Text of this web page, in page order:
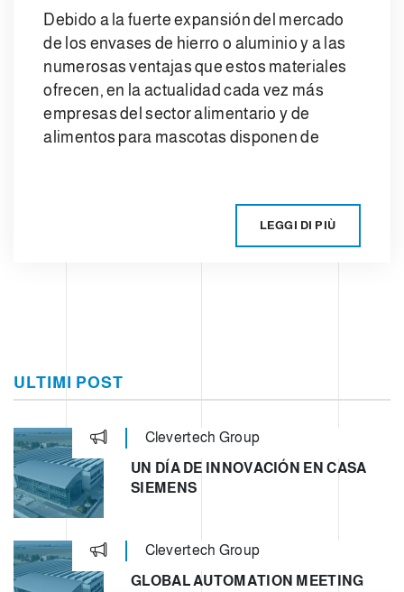
Debido a la fuerte expansión del mercado
de los envases de hierro o aluminio y a las
numerosas ventajas que estos materiales
ofrecen, en la actualidad cada vez más
empresas del sector alimentario y de
alimentos para mascotas disponen de
LEGGI DI PIÙ
ULTIMI POST
Clevertech Group
UN DÍA DE INNOVACIÓN EN CASA
SIEMENS
Clevertech Group
GLOBAL AUTOMATION MEETING